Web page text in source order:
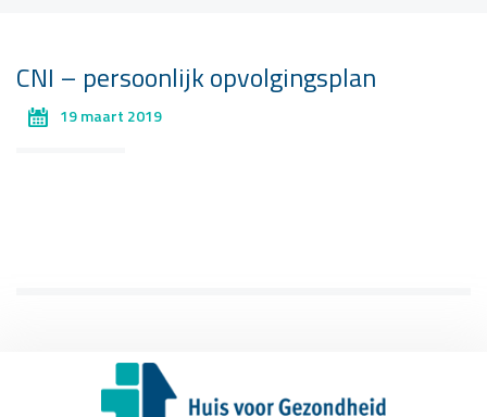
CNI – persoonlijk opvolgingsplan
19 maart 2019